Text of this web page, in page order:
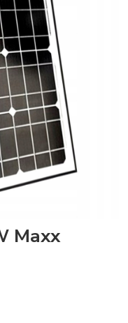
Maxx